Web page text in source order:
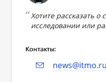
Хотите рассказать о
исследовании или
Контакты:
news@itmo.ru